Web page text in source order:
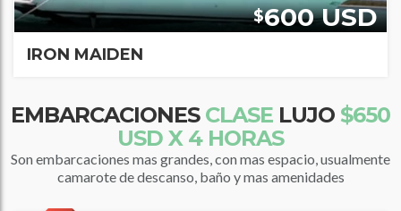
$600 USD
IRON MAIDEN
EMBARCACIONES CLASE LUJO $650
USD X 4 HORAS
Son embarcaciones mas grandes, con mas espacio, usualmente
camarote de descanso, baño y mas amenidades